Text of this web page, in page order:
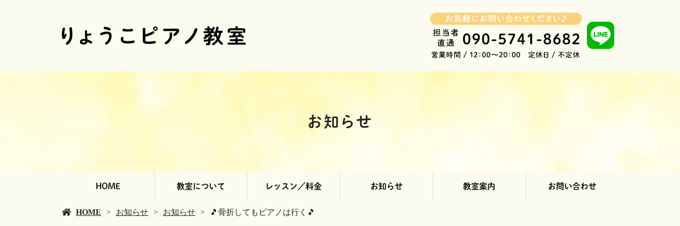
お知らせ
HOME 教室について レッスン／料金 お知らせ 教室案内 お問い合わせ
HOME お知らせ お知らせ 🎵骨折してもピアノは行く🎵